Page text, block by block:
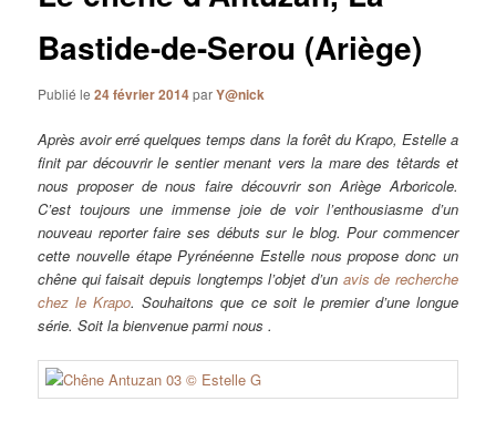
Bastide-de-Serou (Ariège)
Publié le24 février 2014parY@nick
Après avoir erré quelques temps dans la forêt du Krapo, Estelle a
finit par découvrir le sentier menant vers la mare des têtards et
nous proposer de nous faire découvrir son Ariège Arboricole.
C’est toujours une immense joie de voir l’enthousiasme d’un
nouveau reporter faire ses débuts sur le blog. Pour commencer
cette nouvelle étape Pyrénéenne Estelle nous propose donc un
chêne qui faisait depuis longtemps l’objet d’unavis de recherche
chez le Krapo. Souhaitons que ce soit le premier d’une longue
série. Soit la bienvenue parmi nous .